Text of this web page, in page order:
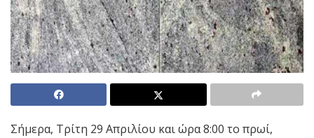
Σήμερα, Τρίτη 29 Απριλίου και ώρα 8:00 το πρωί,